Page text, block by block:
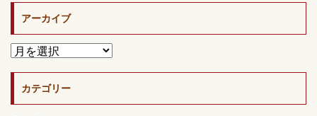
アーカイブ
カテゴリー